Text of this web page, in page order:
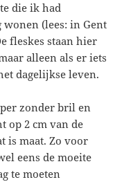
die ik had
(lees: in Gent
fleskes staan hier
alleen als er iets
dagelijkse leven.
zonder bril en
op 2 cm van de
is maat. Zo voor
eens de moeite
te moeten